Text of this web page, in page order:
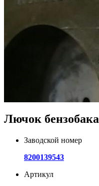
Лючок бензобака
Заводской номер
8200139543
Артикул